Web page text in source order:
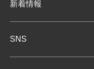
新着情報
SNS